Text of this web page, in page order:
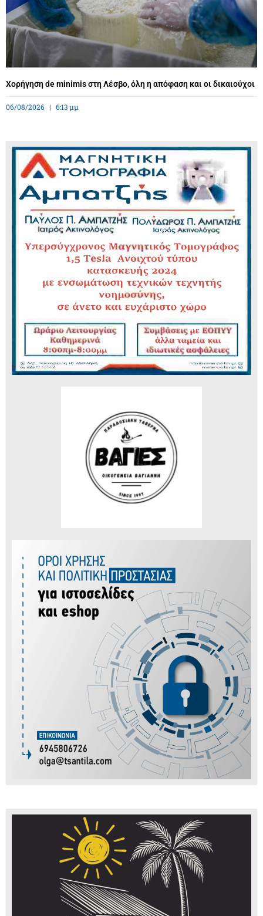
Χορήγηση de minimis στη Λέσβο, όλη η απόφαση και οι δικαιούχοι
06/08/2026 6:13 μμ